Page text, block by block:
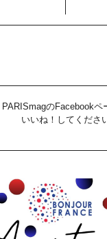
PARISmagのFacebookペ
いいね！してくださ